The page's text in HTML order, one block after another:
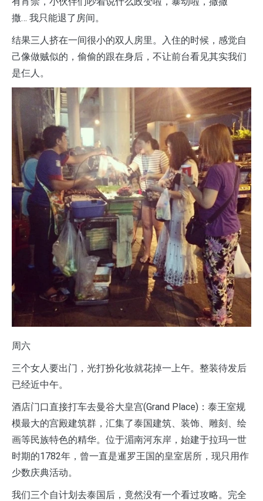
撒… 我只能退了房间。
结果三人挤在一间很小的双人房里。入住的时候，感觉自
己像做贼似的，偷偷的跟在身后，不让前台看见其实我们
是仨人。
周六
三个女人要出门，光打扮化妆就花掉一上午。整装待发后
已经近中午。
酒店门口直接打车去曼谷大皇宫(Grand Place)：泰王室规
模最大的宫殿建筑群，汇集了泰国建筑、装饰、雕刻、绘
画等民族特色的精华。位于湄南河东岸，始建于拉玛一世
时期的1782年，曾一直是暹罗王国的皇室居所，现只用作
少数庆典活动。
我们三个自计划去泰国后，竟然没有一个看过攻略。完全